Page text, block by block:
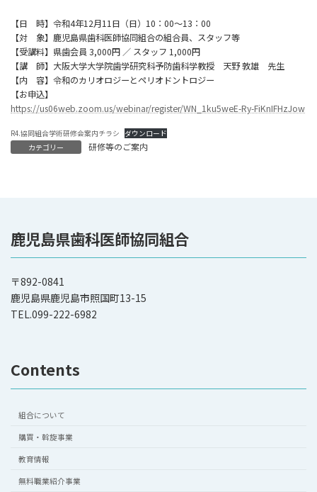
【日 時】令和4年12月11日（日）10：00～13：00
【対 象】鹿児島県歯科医師協同組合の組合員、スタッフ等
【受講料】県歯会員 3,000円 ／ スタッフ 1,000円
【講 師】大阪大学大学院歯学研究科予防歯科学教授 天野 敦雄 先生
【内 容】令和のカリオロジーとペリオドントロジー
【お申込】
https://us06web.zoom.us/webinar/register/WN_1ku5weE-Ry-FiKnIFHzJow
R4.協同組合学術研修会案内チラシ ダウンロード
カテゴリー 研修等のご案内
鹿児島県歯科医師協同組合
〒892-0841
鹿児島県鹿児島市照国町13-15
TEL.099-222-6982
Contents
組合について
購買・斡旋事業
教育情報
無料職業紹介事業